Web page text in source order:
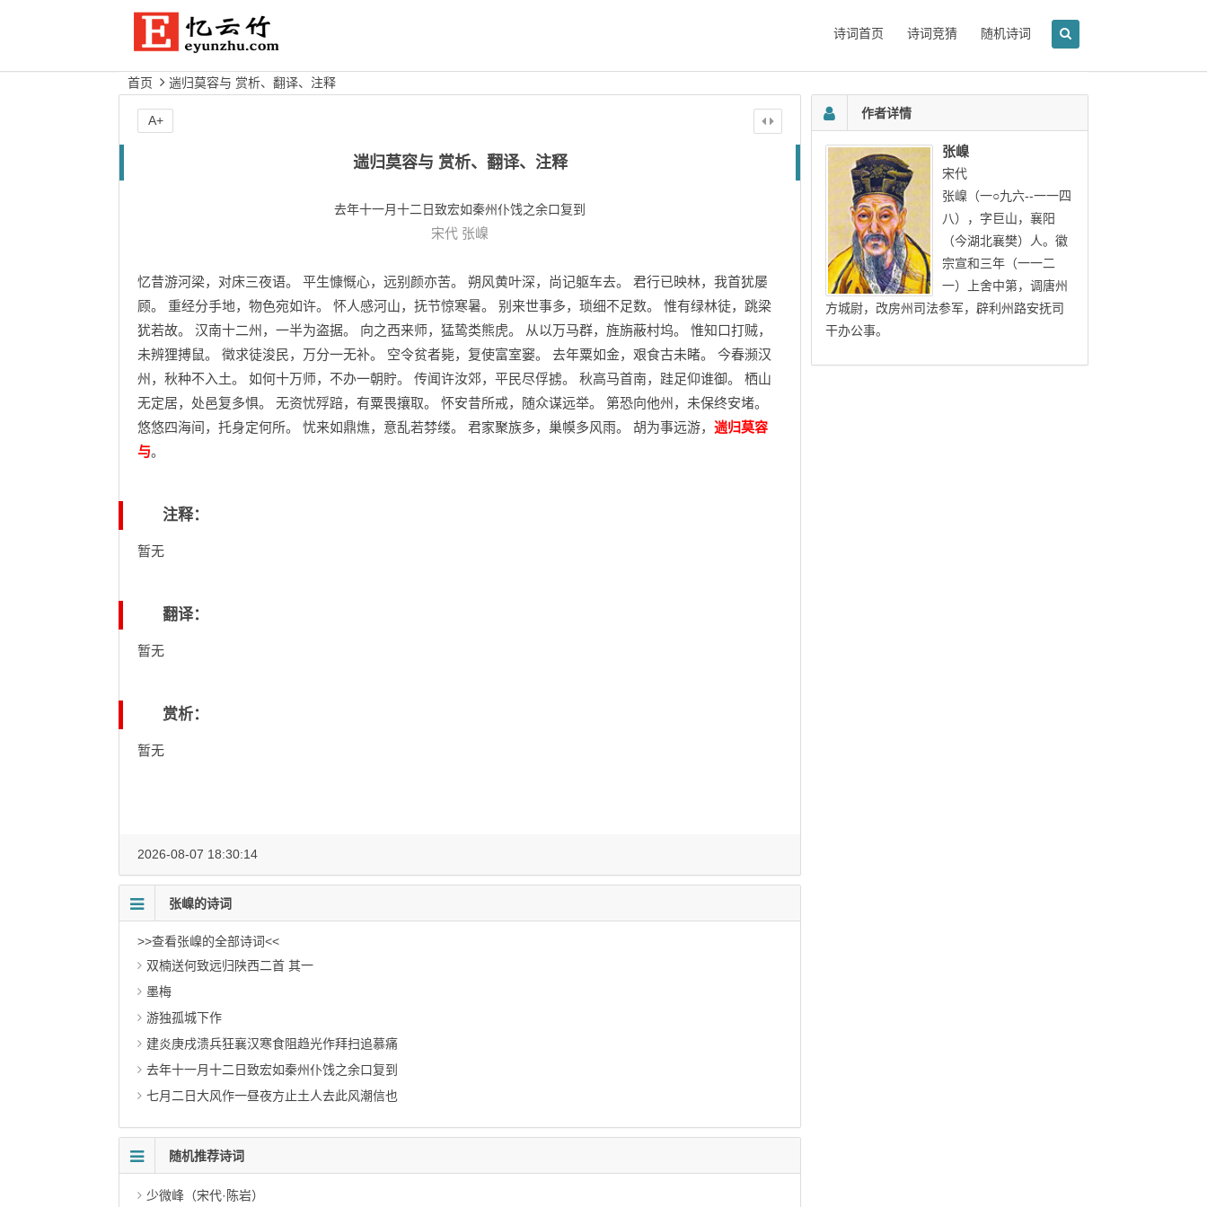
诗词首页 诗词竞猜 随机诗词
首页 遄归莫容与 赏析、翻译、注释
遄归莫容与 赏析、翻译、注释
去年十一月十二日致宏如秦州仆饯之余口复到
宋代 张嵲
忆昔游河梁，对床三夜语。 平生慷慨心，远别颜亦苦。 朔风黄叶深，尚记躯车去。 君行已映林，我首犹屡
顾。 重经分手地，物色宛如许。 怀人感河山，抚节惊寒暑。 别来世事多，琐细不足数。 惟有绿林徒，跳梁
犹若故。 汉南十二州，一半为盗据。 向之西来师，猛鸷类熊虎。 从以万马群，旌旃蔽村坞。 惟知口打贼，
未辨狸搏鼠。 徵求徒浚民，万分一无补。 空令贫者毙，复使富室窭。 去年粟如金，艰食古未睹。 今春濒汉
州，秋种不入土。 如何十万师，不办一朝貯。 传闻许汝郊，平民尽俘掳。 秋高马首南，跬足仰谁御。 栖山
无定居，处邑复多惧。 无资忧殍踣，有粟畏攘取。 怀安昔所戒，随众谋远举。 第恐向他州，未保终安堵。
悠悠四海间，托身定何所。 忧来如鼎燋，意乱若棼缕。 君家聚族多，巢幙多风雨。 胡为事远游， 遄归莫容
与。
注释：
暂无
翻译：
暂无
赏析：
暂无
A+
2026-08-07 18:30:14
张嵲的诗词
>>查看张嵲的全部诗词<<
双楠送何致远归陕西二首 其一
墨梅
游独孤城下作
建炎庚戌溃兵狂襄汉寒食阻趋光作拜扫追慕痛
去年十一月十二日致宏如秦州仆饯之余口复到
七月二日大风作一昼夜方止土人去此风潮信也
随机推荐诗词
少微峰（宋代·陈岩）
作者详情
张嵲
宋代
张嵲（一○九六--一一四
八），字巨山，襄阳
（今湖北襄樊）人。徽
宗宣和三年（一一二
一）上舍中第，调唐州
方城尉，改房州司法参军，辟利州路安抚司
干办公事。